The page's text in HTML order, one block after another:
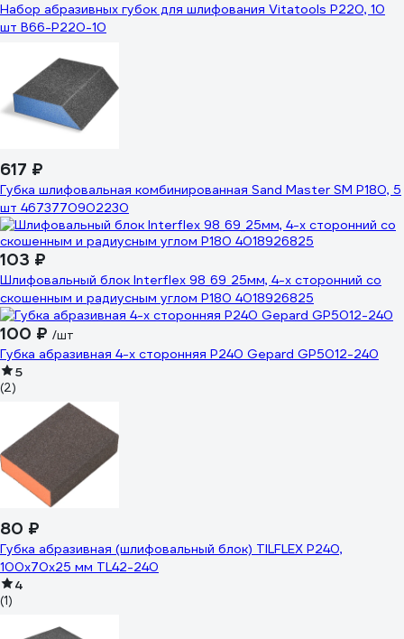
Набор абразивных губок для шлифования Vitatools P220, 10
шт B66-P220-10
617 ₽
Губка шлифовальная комбинированная Sand Master SM Р180, 5
шт 4673770902230
103 ₽
Шлифовальный блок Interflex 98_69_25мм, 4-х сторонний со
скошенным и радиусным углом Р180 4018926825
100 ₽ /шт
Губка абразивная 4-х сторонняя Р240 Gepard GP5012-240
5
(2)
80 ₽
Губка абразивная (шлифовальный блок) TILFLEX P240,
100х70х25 мм TL42-240
4
(1)